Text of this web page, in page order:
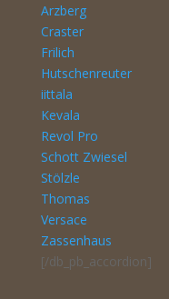
Arzberg
Craster
Frilich
Hutschenreuter
iittala
Kevala
Revol Pro
Schott Zwiesel
Stölzle
Thomas
Versace
Zassenhaus
[/db_pb_accordion]